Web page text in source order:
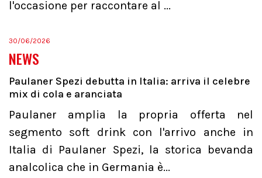
l'occasione per raccontare al ...
30/06/2026
NEWS
Paulaner Spezi debutta in Italia: arriva il celebre
mix di cola e aranciata
Paulaner amplia la propria offerta nel
segmento soft drink con l'arrivo anche in
Italia di Paulaner Spezi, la storica bevanda
analcolica che in Germania è...